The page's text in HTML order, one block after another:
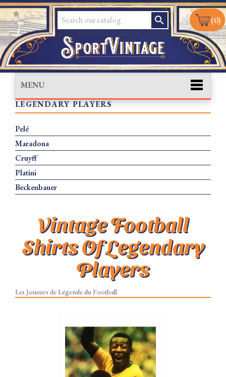
search (0)
MENU
LEGENDARY PLAYERS
Pelé
Maradona
Cruyff
Platini
Beckenbauer
Vintage Football
Shirts Of Legendary
Players
Les Joueurs de Légende du Football